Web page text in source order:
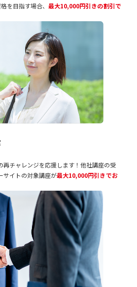
を目指す場合、 最大10,000円引きの割引で
再チャレンジを応援します！他社講座の受
サイトの対象講座が最大10,000円引きでお